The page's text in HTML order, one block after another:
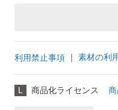
利用禁止事項 ｜ 素材の利
L 商品化ライセンス